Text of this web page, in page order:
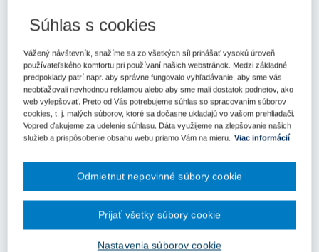
Stále pracovisko Banská Bystrica(registrácia
na školenia:https://urad-pre-verejne-obstaravanie-
106252416.reenio.sk/sk/#/place/stale-pracovisko-banska-bystrica-
17226)
Zákazka s nízkou hodnotou – kurz pre začiatočníkov:
17.11.2021 – streda
Základy verejného obstarávania v kontexte kontroly (kurz určený
pre hlavných kontrolórov):
Súhlas s cookies
Vážený návštevník, snažíme sa zo všetkých síl prinášať vysokú úroveň
používateľského komfortu pri používaní našich webstránok. Medzi základné
predpoklady patrí napr. aby správne fungovalo vyhľadávanie, aby sme vás
neobťažovali nevhodnou reklamou alebo aby sme mali dostatok podnetov, ako
web vylepšovať. Preto od Vás potrebujeme súhlas so spracovaním súborov
cookies, t. j. malých súborov, ktoré sa dočasne ukladajú vo vašom prehliadači.
Vopred ďakujeme za udelenie súhlasu. Dáta využijeme na zlepšovanie našich
služieb a prispôsobenie obsahu webu priamo Vám na mieru.
Viac informácií
Nastavenia súborov cookie
Odmietnut nepovinné súbory cookie
Prijať všetky súbory cookie